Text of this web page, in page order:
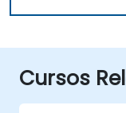
Cursos